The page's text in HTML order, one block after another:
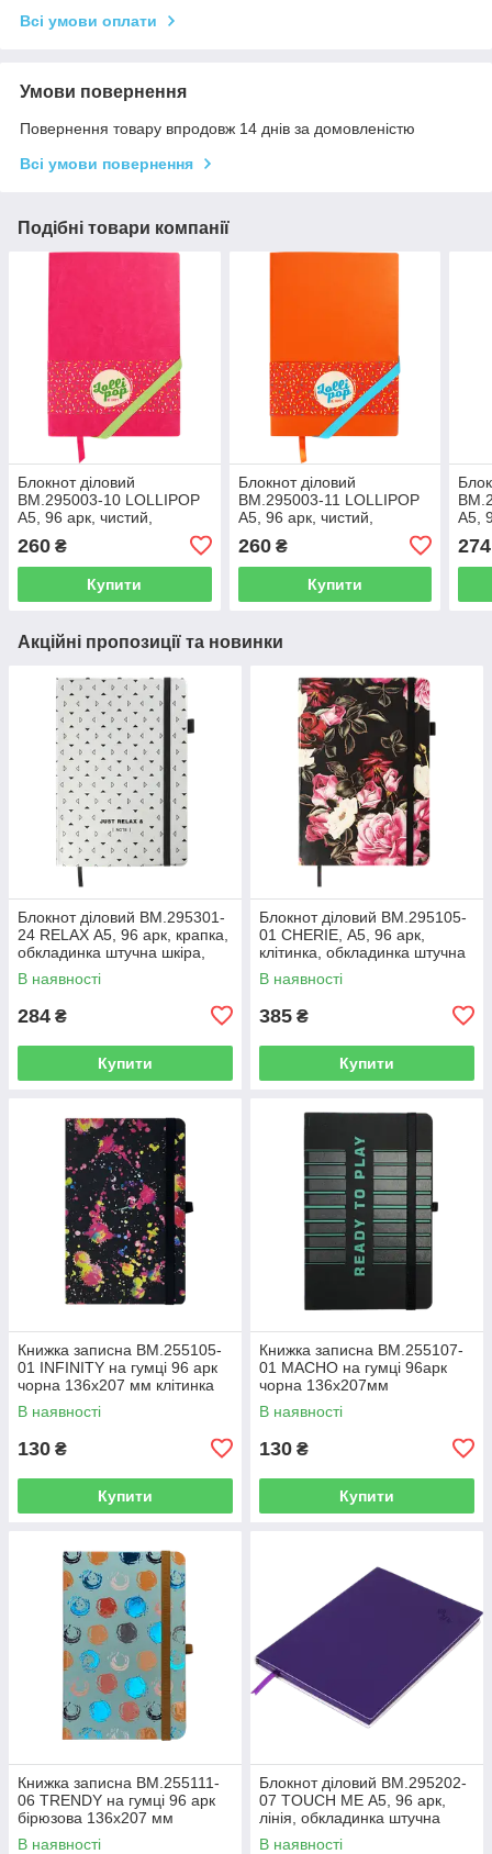
Всі умови оплати
Умови повернення
Повернення товару впродовж 14 днів за домовленістю
Всі умови повернення
Подібні товари компанії
Блокнот діловий
BM.295003-10 LOLLIPOP
А5, 96 арк, чистий,
обкладинка штучна шкіра,
рожевий (50)
260 ₴
Купити
Блокнот діловий
BM.295003-11 LOLLIPOP
А5, 96 арк, чистий,
обкладинка штучна шкіра,
помаранчевий (50)
260₴
Купити
А5,
274
Акційні пропозиції та новинки
Блокнот діловий BM.295301-
24 RELAX А5, 96 арк, крапка,
обкладинка штучна шкіра,
срібний (50)
В наявності
284 ₴
Купити
Блокнот діловий BM.295105-
01 CHERIE, А5, 96 арк,
клітинка, обкладинка штучна
шкіра, чорний (50)
В наявності
385 ₴
Купити
Книжка записна BM.255105-
01 INFINITY на гумці 96 арк
чорна 136х207 мм клітинка
(10)
В наявності
130 ₴
Купити
Книжка записна BM.255107-
01 MACHO на гумці 96арк
чорна 136х207мм
кліт,офс.крем.,тв.лам.обк(10)
В наявності
130 ₴
Купити
Книжка записна BM.255111-
06 TRENDY на гумці 96 арк
бірюзова 136х207 мм
клітинка(10)
В наявності
Блокнот діловий BM.295202-
07 TOUCH ME А5, 96 арк,
лінія, обкладинка штучна
шкіра, фіолетовий (50)
В наявності